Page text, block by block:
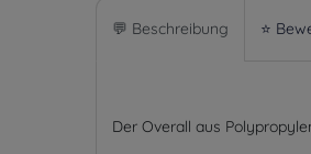
💬 Beschreibung ⭐
Der Overall aus